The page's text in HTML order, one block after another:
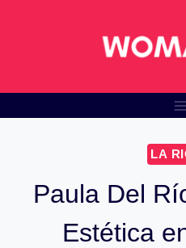
LA
Paula Del
Estética